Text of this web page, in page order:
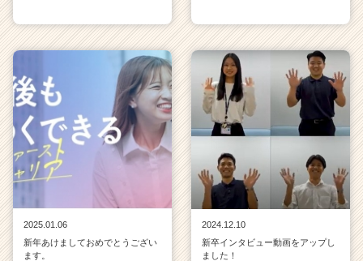
2025.01.06
新年あけましておめでとうござい
ます。
2024.12.10
新卒インタビュー動画をアップし
ました！